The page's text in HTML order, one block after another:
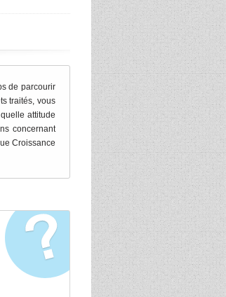
de parcourir
traités, vous
attitude
concernant
Croissance